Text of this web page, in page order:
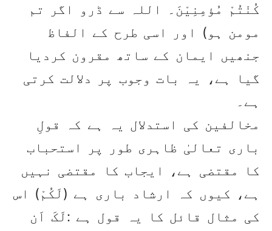
کُنْتُمْ مُؤمِنِیْنَ۔ اللہ سے ڈرو اگر تم
مومن ہو) اور اسی طرح کے الفاظ
جنھیں ایمان کے ساتھ مقرون کردیا
گیا ہے، یہ بات وجوب پر دلالت کرتی
ہے۔
مخالفین کی استدلال یہ ہے کہ قولِ
باری تعالیٰ ظاہری طور پر استحباب
کا مقتضی ہے، ایجاب کا مقتضی نہیں
ہے، کیوں کہ ارشاد باری ہے (لَکُمْ) اس
کی مثال قائل کا یہ قول ہے :لَکَ اَن